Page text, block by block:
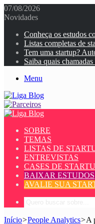
07/08/2026
Novidades
Conheça os estudos
Listas completas de
Tem uma startup?
Saiba quais
Menu
SOBRE
TEMAS
LISTAS DE
ENTREVISTAS
CASES DE
BAIXAR ESTUDOS
AVALIE SUA
Início>People Analytics>A